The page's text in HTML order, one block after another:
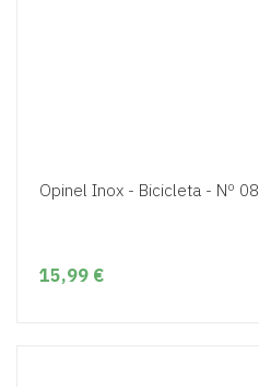
Opinel Inox - Bicicleta - Nº 08
15,99 €